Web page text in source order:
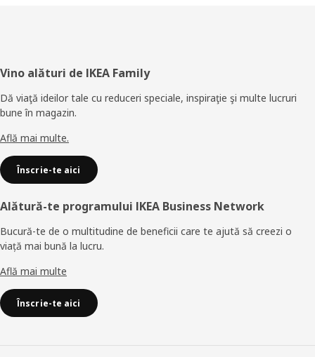
Subsol
Vino alături de IKEA Family
Dă viaţă ideilor tale cu reduceri speciale, inspiraţie şi multe lucruri
bune în magazin.
Află mai multe.
Înscrie-te aici
Alătură-te programului IKEA Business Network
Bucură-te de o multitudine de beneficii care te ajută să creezi o
viață mai bună la lucru.
Află mai multe
Înscrie-te aici